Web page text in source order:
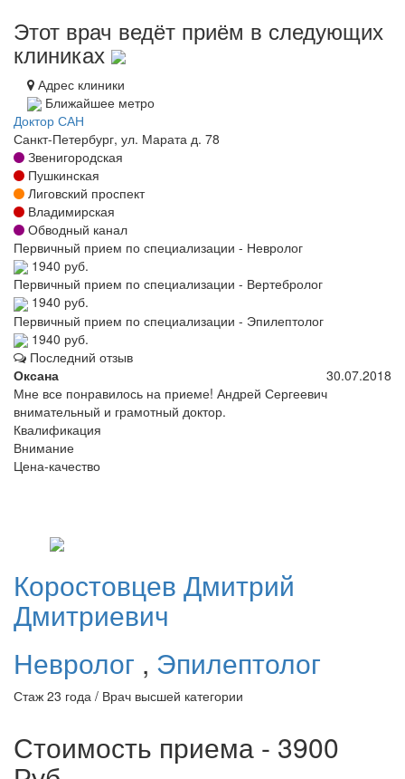
Этот врач ведёт приём в следующих
клиниках
Адрес клиники
Ближайшее метро
Доктор САН
Санкт-Петербург, ул. Марата д. 78
Звенигородская
Пушкинская
Лиговский проспект
Владимирская
Обводный канал
Первичный прием по специализации - Невролог
1940 руб.
Первичный прием по специализации - Вертебролог
1940 руб.
Первичный прием по специализации - Эпилептолог
1940 руб.
Последний отзыв
Оксана
30.07.2018
Мне все понравилось на приеме! Андрей Сергеевич
внимательный и грамотный доктор.
Квалификация
Внимание
Цена-качество
Коростовцев Дмитрий
Дмитриевич
Невролог , Эпилептолог
Стаж 23 года / Врач высшей категории
Стоимость приема - 3900